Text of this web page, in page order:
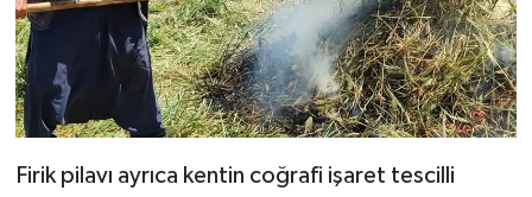
Firik pilavı ayrıca kentin coğrafi işaret tescilli